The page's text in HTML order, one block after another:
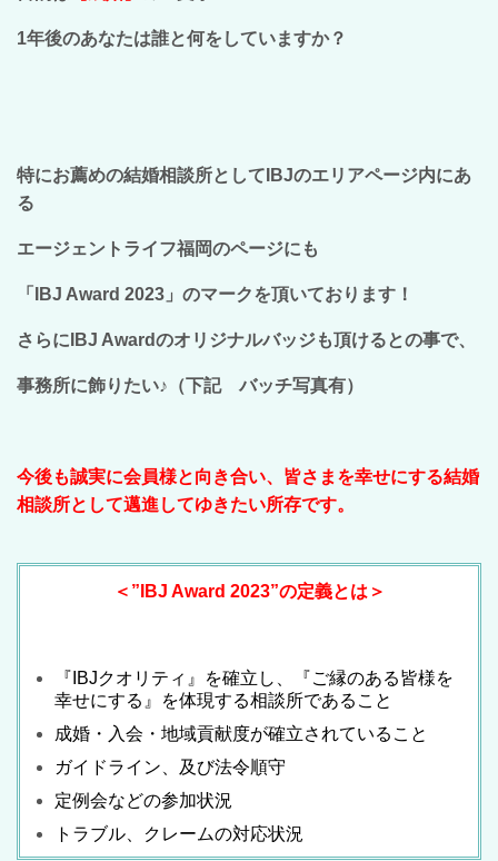
1年後のあなたは誰と何をしていますか？
特にお薦めの結婚相談所としてIBJのエリアページ内にあ
る
エージェントライフ福岡のページにも
「IBJ Award 2023」のマークを頂いております！
さらにIBJ Awardのオリジナルバッジも頂けるとの事で、
事務所に飾りたい♪（下記 バッチ写真有）
今後も誠実に会員様と向き合い、皆さまを幸せにする結婚
相談所として邁進してゆきたい所存です。
＜” IBJ Award 2023”の定義とは＞
『 IBJクオリティ』を確立し、『ご縁のある皆様を
幸せにする』を体現する相談所であること
成婚・入会・地域貢献度が確立されていること
ガイドライン、及び法令順守
定例会などの参加状況
トラブル、クレームの対応状況